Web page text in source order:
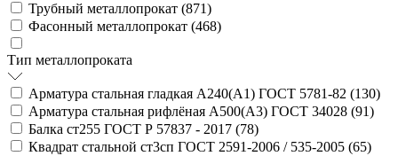
Трубный металлопрокат (871)
Фасонный металлопрокат (468)
Тип металлопроката
Арматура стальная гладкая А240(А1) ГОСТ 5781-82 (130)
Арматура стальная рифлёная А500(А3) ГОСТ 34028 (91)
Балка ст255 ГОСТ Р 57837 - 2017 (78)
Квадрат стальной ст3сп ГОСТ 2591-2006 / 535-2005 (65)